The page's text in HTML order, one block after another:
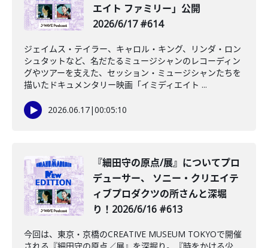
エイト ファミリー」公開
2026/6/17 #614
ジェイムス・テイラー、キャロル・キング、リンダ・ロン
シュタットなど、名だたるミュージシャンのレコーディン
グやツアーを支えた、セッション・ミュージシャンたちを
描いたドキュメンタリー映画「イミディエイト ...
2026.06.17|00:05:10
️『細田守の原点/展』についてプロ
デューサー、 ソニー・クリエイテ
ィブプロダクツの所さんと深堀
り！2026/6/16 #613
今回は、東京・京橋のCREATIVE MUSEUM TOKYOで開催